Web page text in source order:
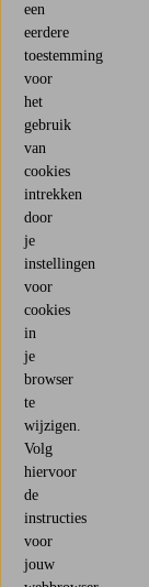
een
eerdere
toestemming
voor
het
gebruik
van
cookies
intrekken
door
je
instellingen
voor
cookies
in
je
browser
te
wijzigen.
Volg
hiervoor
de
instructies
voor
jouw